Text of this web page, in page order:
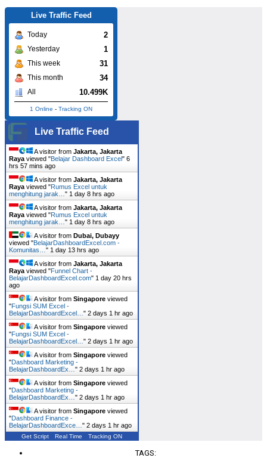
Live Traffic Feed
Today 2
Yesterday 1
This week 31
This month 34
All 10.499K
1 Online - Tracking ON
Live Traffic Feed
A visitor from Jakarta, Jakarta
Raya viewed "Belajar Dashboard Excel" 6
hrs 57 mins ago
A visitor from Jakarta, Jakarta
Raya viewed "Rumus Excel untuk
menghitung jarak… " 1 day 8 hrs ago
A visitor from Jakarta, Jakarta
Raya viewed "Rumus Excel untuk
menghitung jarak… " 1 day 8 hrs ago
A visitor from Dubai, Dubayy
viewed "BelajarDashboardExcel.com -
Komunitas… " 1 day 13 hrs ago
A visitor from Jakarta, Jakarta
Raya viewed "Funnel Chart -
BelajarDashboardExcel.com" 1 day 20 hrs
ago
A visitor from Singapore viewed
"Fungsi SUM Excel -
BelajarDashboardExcel… " 2 days 1 hr ago
A visitor from Singapore viewed
"Fungsi SUM Excel -
BelajarDashboardExcel… " 2 days 1 hr ago
A visitor from Singapore viewed
"Dashboard Marketing -
BelajarDashboardEx… " 2 days 1 hr ago
A visitor from Singapore viewed
"Dashboard Marketing -
BelajarDashboardEx… " 2 days 1 hr ago
A visitor from Singapore viewed
"Dashboard Finance -
BelajarDashboardExce… " 2 days 1 hr ago
Get Script Real Time Tracking ON
TAGS: